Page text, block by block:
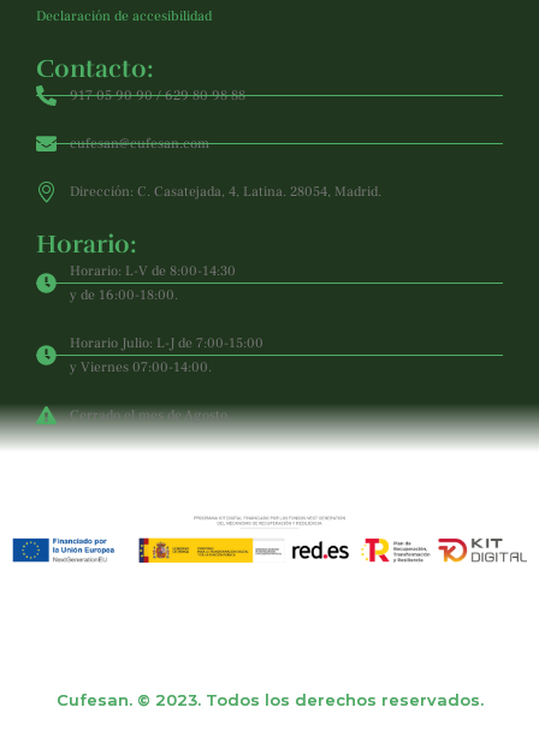
Declaración de accesibilidad
Contacto:
917 05 90 90 / 629 80 98 88
cufesan@cufesan.com
Dirección: C. Casatejada, 4, Latina. 28054, Madrid.
Horario:
Horario: L-V de 8:00-14:30
y de 16:00-18:00.
Horario Julio: L-J de 7:00-15:00
y Viernes 07:00-14:00.
Cerrado el mes de Agosto.
Cufesan. © 2023. Todos los derechos reservados.